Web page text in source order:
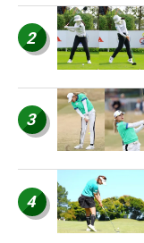
2
3
4